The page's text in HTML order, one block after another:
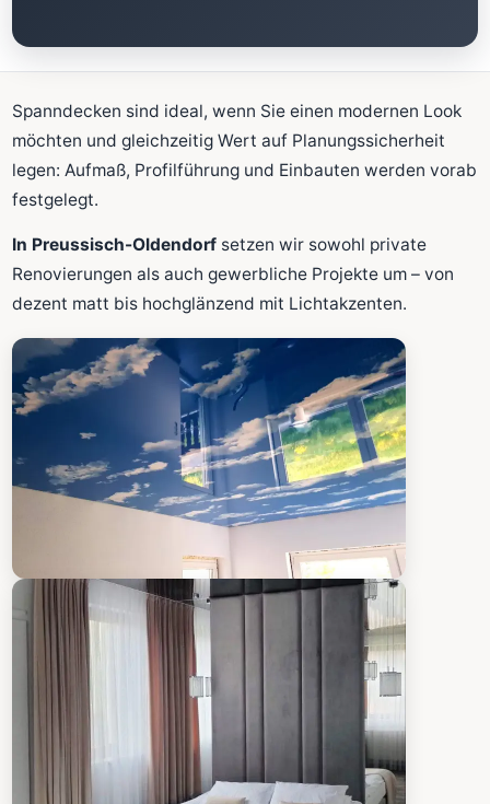
Schnellrechner
FLÄCHE (M²)
Fläche wird in den großen Rechner übernommen.
Spanndecken sind ideal, wenn Sie einen modernen Look
möchten und gleichzeitig Wert auf Planungssicherheit
legen: Aufmaß, Profilführung und Einbauten werden vorab
festgelegt.
In Preussisch-Oldendorf setzen wir sowohl private
Renovierungen als auch gewerbliche Projekte um – von
dezent matt bis hochglänzend mit Lichtakzenten.